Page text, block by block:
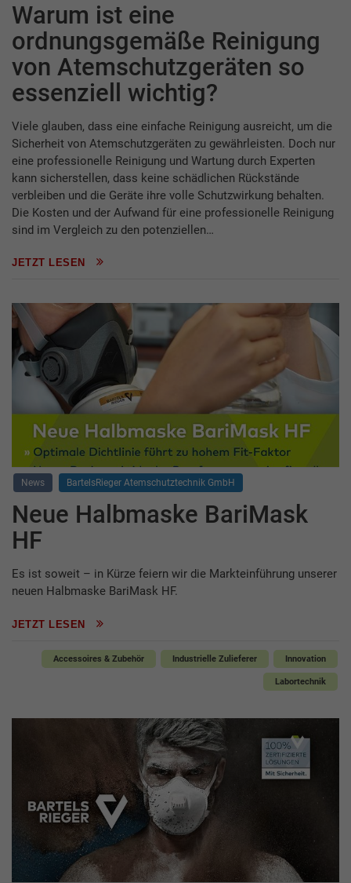
Warum ist eine
ordnungsgemäße Reinigung
von Atemschutzgeräten so
essenziell wichtig?
Viele glauben, dass eine einfache Reinigung ausreicht, um die
Sicherheit von Atemschutzgeräten zu gewährleisten. Doch nur
eine professionelle Reinigung und Wartung durch Experten
kann sicherstellen, dass keine schädlichen Rückstände
verbleiben und die Geräte ihre volle Schutzwirkung behalten.
Die Kosten und der Aufwand für eine professionelle Reinigung
sind im Vergleich zu den potenziellen…
JETZT LESEN
News BartelsRieger Atemschutztechnik GmbH
Neue Halbmaske BariMask
HF
Es ist soweit – in Kürze feiern wir die Markteinführung unserer
neuen Halbmaske BariMask HF.
JETZT LESEN
Accessoires & Zubehör Industrielle Zulieferer Innovation
Labortechnik